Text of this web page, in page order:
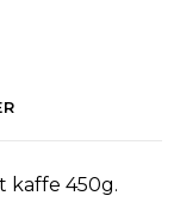
kaffe 450g.